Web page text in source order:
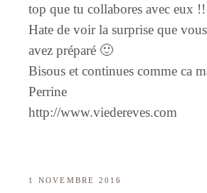
top que tu collabores avec eux
Hate de voir la surprise que
avez préparé 🙂
Bisous et continues comme ca
Perrine
http://www.viedereves.com
1 NOVEMBRE 2016